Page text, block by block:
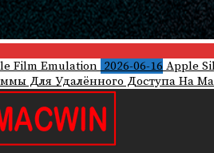
Film Emulation 2026-06-16 Apple
Для Удалённого Доступа На